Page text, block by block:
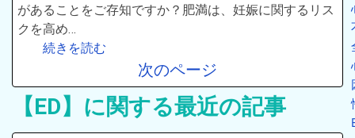
があることをご存知ですか？肥満は、妊娠に関するリス
クを高め…
続きを読む
次のページ
【ED】に関する最近の記事